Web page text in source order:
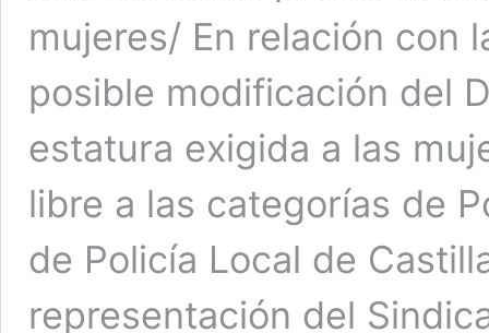
mujeres/ En relación con
posible modificación del
estatura exigida a las
libre a las categorías de
de Policía Local de
representación del